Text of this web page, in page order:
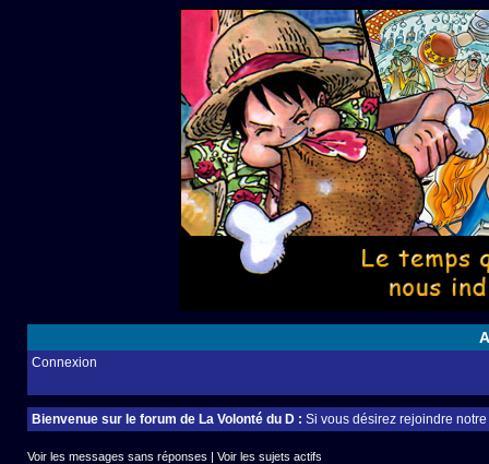
Connexion
Bienvenue sur le forum de La Volonté du D : Si vous désirez rejoindre
Voir les messages sans réponses | Voir les sujets actifs